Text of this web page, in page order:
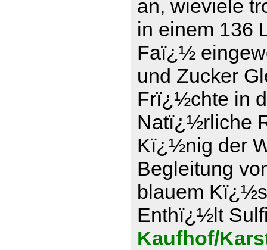
an, wieviele
in einem 136
Faï¿½
und Zucker
Frï¿½chte in
Natï¿½rliche
Kï¿½nig der
Begleitung
blauem
Enthï¿½lt
Kaufhof/